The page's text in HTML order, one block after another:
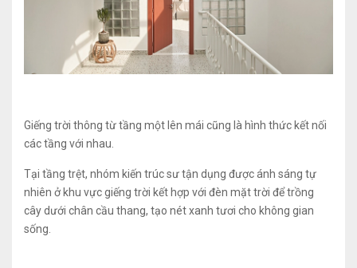
Giếng trời thông từ tầng một lên mái cũng là hình thức kết nối
các tầng với nhau.
Tại tầng trệt, nhóm kiến trúc sư tận dụng được ánh sáng tự
nhiên ở khu vực giếng trời kết hợp với đèn mặt trời để trồng
cây dưới chân cầu thang, tạo nét xanh tươi cho không gian
sống.